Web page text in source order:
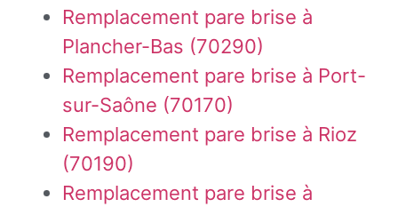
Remplacement pare brise à
Plancher-Bas (70290)
Remplacement pare brise à Port-
sur-Saône (70170)
Remplacement pare brise à Rioz
(70190)
Remplacement pare brise à